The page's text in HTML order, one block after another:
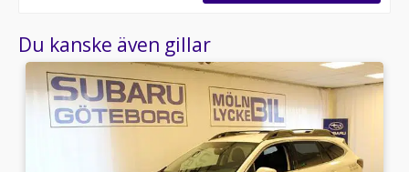
Du kanske även gillar